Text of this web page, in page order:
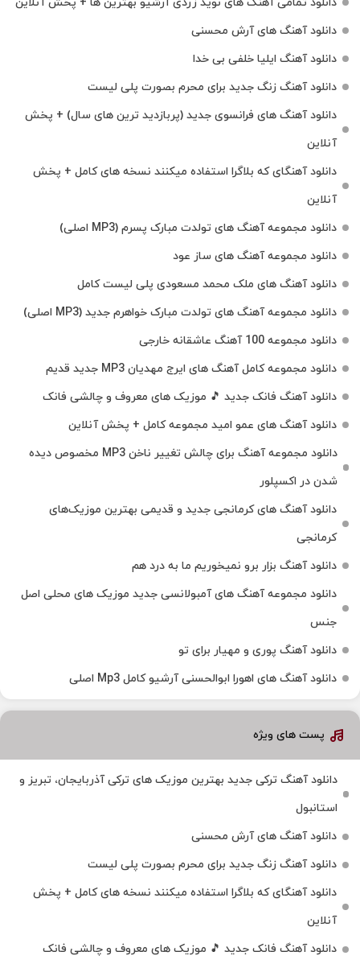
دانلود آهنگ های آرش محسنی
دانلود آهنگ ایلیا خلفی بی خدا
دانلود آهنگ زنگ جدید برای محرم بصورت پلی لیست
دانلود آهنگ های فرانسوی جدید (پربازدید ترین های سال) + پخش
آنلاین
دانلود آهنگای که بلاگرا استفاده میکنند نسخه های کامل + پخش
آنلاین
دانلود مجموعه آهنگ های تولدت مبارک پسرم (MP3 اصلی)
دانلود مجموعه آهنگ های ساز عود
دانلود آهنگ های ملک‌ محمد مسعودی پلی لیست کامل
دانلود مجموعه آهنگ های تولدت مبارک خواهرم جدید (MP3 اصلی)
دانلود مجموعه 100 آهنگ عاشقانه خارجی
دانلود مجموعه کامل آهنگ های ایرج مهدیان MP3 جدید قدیم
دانلود آهنگ فانک جدید 🎵 موزیک‌ های معروف و چالشی فانک
دانلود آهنگ های عمو امید مجموعه کامل + پخش آنلاین
دانلود مجموعه آهنگ برای چالش تغییر ناخن MP3 مخصوص دیده
شدن در اکسپلور
دانلود آهنگ‌ های کرمانجی جدید و قدیمی بهترین موزیک‌های
کرمانجی
دانلود آهنگ بزار برو نمیخوریم ما به درد هم
دانلود مجموعه آهنگ های آمبولانسی جدید موزیک های محلی اصل
جنس
دانلود آهنگ پوری و مهیار برای تو
دانلود آهنگ های اهورا ابوالحسنی آرشیو کامل Mp3 اصلی
پست های ویژه
دانلود آهنگ ترکی جدید بهترین موزیک‌ های ترکی آذربایجان، تبریز و
استانبول
دانلود آهنگ های آرش محسنی
دانلود آهنگ زنگ جدید برای محرم بصورت پلی لیست
دانلود آهنگای که بلاگرا استفاده میکنند نسخه های کامل + پخش
آنلاین
دانلود آهنگ فانک جدید 🎵 موزیک‌ های معروف و چالشی فانک